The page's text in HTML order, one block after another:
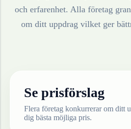
och erfarenhet. Alla företag
om ditt uppdrag vilket ger
Se prisförslag
Flera företag konkurrerar om ditt
dig bästa möjliga pris.